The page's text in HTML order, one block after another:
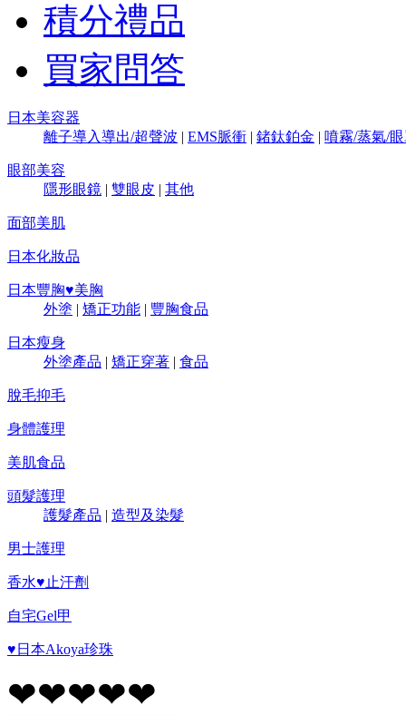
積分禮品
買家問答
日本美容器
離子導入導出/超聲波 | EMS脈衝 | 鍺鈦鉑金 | 噴霧/蒸氣/
眼部美容
隱形眼鏡 | 雙眼皮 | 其他
面部美肌
日本化妝品
日本豐胸♥美胸
外塗 | 矯正功能 | 豐胸食品
日本瘦身
外塗產品 | 矯正穿著 | 食品
脫毛抑毛
身體護理
美肌食品
頭髮護理
護髮產品 | 造型及染髮
男士護理
香水♥止汗劑
自宅Gel甲
♥日本Akoya珍珠
❤❤❤❤❤